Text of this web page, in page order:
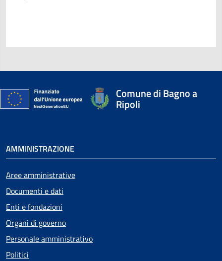
Comune di Bagno a
Ripoli
AMMINISTRAZIONE
Aree amministrative
Documenti e dati
Enti e fondazioni
Organi di governo
Personale amministrativo
Politici